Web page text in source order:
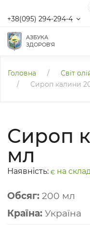
+38(095) 294-294-4
АЗБУКА
ЗДОРОВ'Я
Головна / Світ
/
Сироп калини
Сироп
мл
Наявність: є на
Обсяг: 200 мл
Країна: Україна